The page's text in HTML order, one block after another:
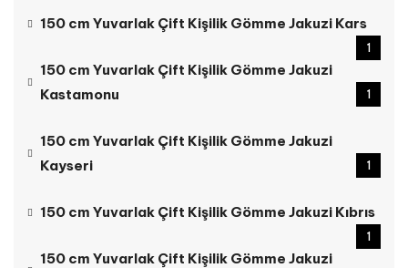
150 cm Yuvarlak Çift Kişilik Gömme Jakuzi Kars
1
150 cm Yuvarlak Çift Kişilik Gömme Jakuzi
Kastamonu
1
150 cm Yuvarlak Çift Kişilik Gömme Jakuzi
Kayseri
1
150 cm Yuvarlak Çift Kişilik Gömme Jakuzi Kıbrıs
1
150 cm Yuvarlak Çift Kişilik Gömme Jakuzi